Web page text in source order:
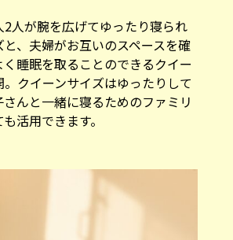
2人が腕を広げてゆったり寝られ
、夫婦がお互いのスペースを確
睡眠を取ることのできるクイー
。クイーンサイズはゆったりして
んと一緒に寝るためのファミリ
活用できます。